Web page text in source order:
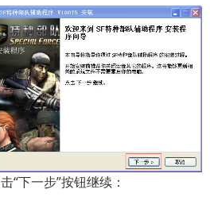
“下一步”按钮继续：